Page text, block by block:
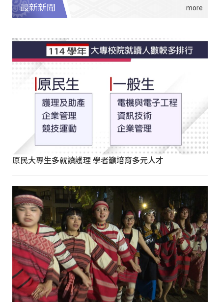
最新新聞
原民大專生多就讀護理 學者籲培育多元人才